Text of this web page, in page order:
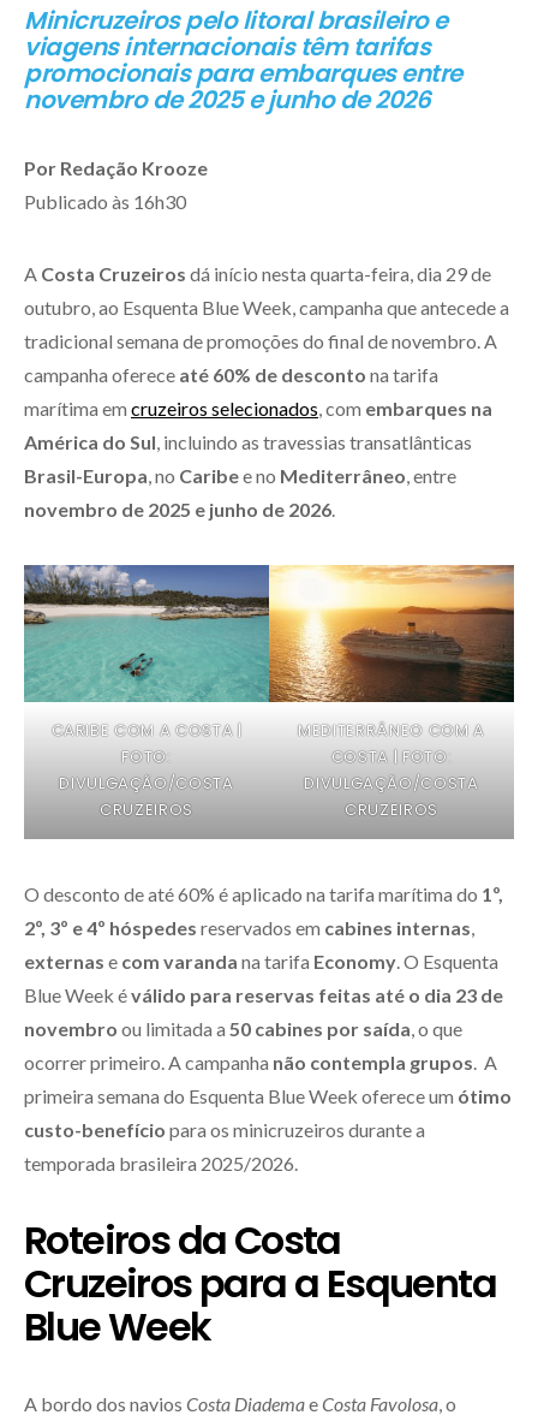
Minicruzeiros pelo litoral brasileiro e
viagens internacionais têm tarifas
promocionais para embarques entre
novembro de 2025 e junho de 2026
Por Redação Krooze
Publicado às 16h30
A Costa Cruzeiros dá início nesta quarta-feira, dia 29 de
outubro, ao Esquenta Blue Week, campanha que antecede a
tradicional semana de promoções do final de novembro. A
campanha oferece até 60% de desconto na tarifa
marítima em cruzeiros selecionados , com embarques na
América do Sul , incluindo as travessias transatlânticas
Brasil-Europa , no Caribee no Mediterrâneo , entre
novembro de 2025 e junho de 2026
CARIBE COM A COSTA |
FOTO:
DIVULGAÇÃO/COSTA
CRUZEIROS
MEDITERRÂNEO COM A
COSTA | FOTO:
DIVULGAÇÃO/COSTA
CRUZEIROS
O desconto de até 60% é aplicado na tarifa marítima do 1º,
2º, 3º e 4º hóspedes reservados em cabines internas,
externas e com varanda na tarifa Economy. O Esquenta
Blue Week éválido para reservas feitas até o dia 23 de
novembro ou limitada a 50 cabines por saída, o que
ocorrer primeiro. A campanha não contempla grupos. A
primeira semana do Esquenta Blue Week oferece um ótimo
custo-benefício para os minicruzeiros durante a
temporada brasileira 2025/2026.
Roteiros da Costa
Cruzeiros para a Esquenta
Blue Week
A bordo dos navios Costa DiademaeCosta Favolosa, o